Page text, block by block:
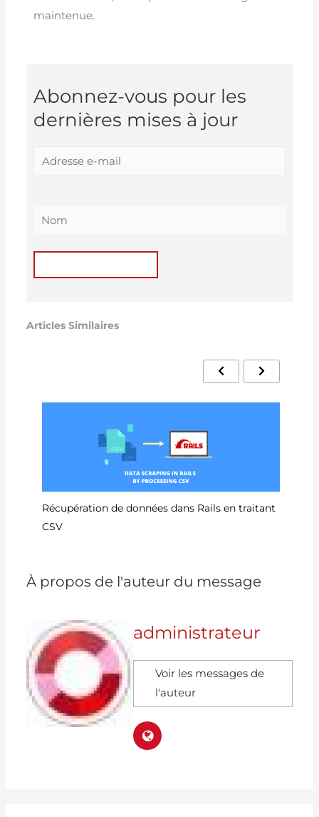
maintenue.
Abonnez-vous pour les
dernières mises à jour
Articles Similaires
Récupération de données dans Rails en traitant
CSV
À propos de l'auteur du message
administrateur
Voir les messages de
l'auteur